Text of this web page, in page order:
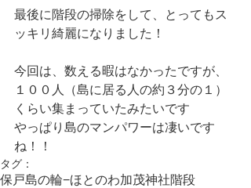
最後に階段の掃除をして、とってもス
ッキリ綺麗になりました！
今回は、数える暇はなかったですが、
１００人（島に居る人の約３分の１）
くらい集まっていたみたいです
やっぱり島のマンパワーは凄いです
ね！！
タグ：
保戸島の輪−ほとのわ加茂神社階段